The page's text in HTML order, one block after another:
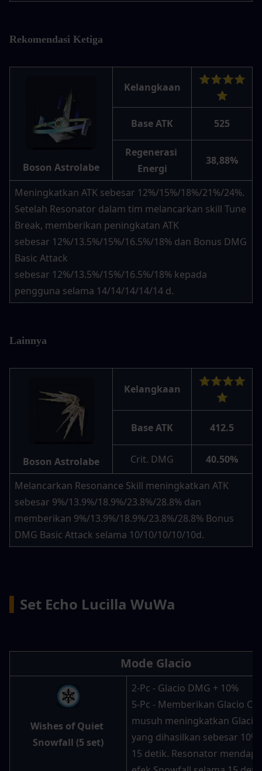
Rekomendasi Ketiga
Boson Astrolabe
Kelangkaan
⭐⭐⭐⭐
⭐
Base ATK 525
Regenerasi
Energi
38,88%
Meningkatkan ATK sebesar 12%/15%/18%/21%/24%.
Setelah Resonator dalam tim melancarkan skill Tune
Break, memberikan peningkatan ATK
sebesar 12%/13.5%/15%/16.5%/18% dan Bonus DMG
Basic Attack
sebesar 12%/13.5%/15%/16.5%/18% kepada
pengguna selama 14/14/14/14/14 d.
Lainnya
Boson Astrolabe
Kelangkaan
⭐⭐⭐⭐
⭐
Base ATK 412.5
Crit. DMG 40.50%
Melancarkan Resonance Skill meningkatkan ATK
sebesar 9%/13.9%/18.9%/23.8%/28.8% dan
memberikan 9%/13.9%/18.9%/23.8%/28.8% Bonus
DMG Basic Attack selama 10/10/10/10/10d.
Set Echo Lucilla WuWa
Mode Glacio
Wishes of Quiet
Snowfall (5 set)
2-Pc - Glacio DMG + 10%
5-Pc - Memberikan Glacio
musuh meningkatkan Glacio
yang dihasilkan sebesar 10%
15 detik. Resonator